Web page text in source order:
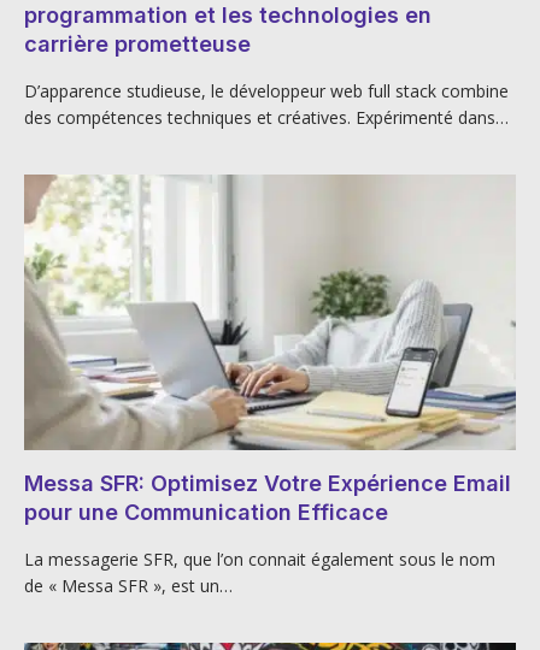
programmation et les technologies en
carrière prometteuse
D’apparence studieuse, le développeur web full stack combine
des compétences techniques et créatives. Expérimenté dans…
Messa SFR: Optimisez Votre Expérience Email
pour une Communication Efficace
La messagerie SFR, que l’on connait également sous le nom
de « Messa SFR », est un…